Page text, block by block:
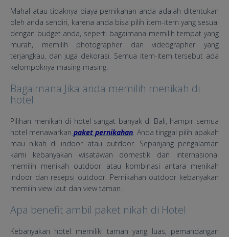
Mahal atau tidaknya biaya pernikahan anda adalah ditentukan
oleh anda sendiri, karena anda bisa pilih item-item yang sesuai
dengan budget anda, seperti bagaimana memilih tempat yang
murah, memilih photographer dan videographer yang
terjangkau, dan juga dekorasi. Semua item-item tersebut ada
kelompoknya masing-masing.
Bagaimana Jika anda memilih menikah di
hotel
Pilihan menikah di hotel sangat banyak di Bali, hampir semua
hotel menawarkan paket pernikahan. Anda tinggal pilih apakah
mau nikah di indoor atau outdoor. Sepanjang pengalaman
kami kebanyakan wisatawan domestik dan internasional
memilih menikah outdoor atau kombinasi antara menikah
indoor dan resepsi outdoor. Pernikahan outdoor kebanyakan
memilih view laut dan view taman.
Apa benefit ambil paket nikah di Hotel
Kebanyakan hotel memiliki taman yang luas, pemandangan